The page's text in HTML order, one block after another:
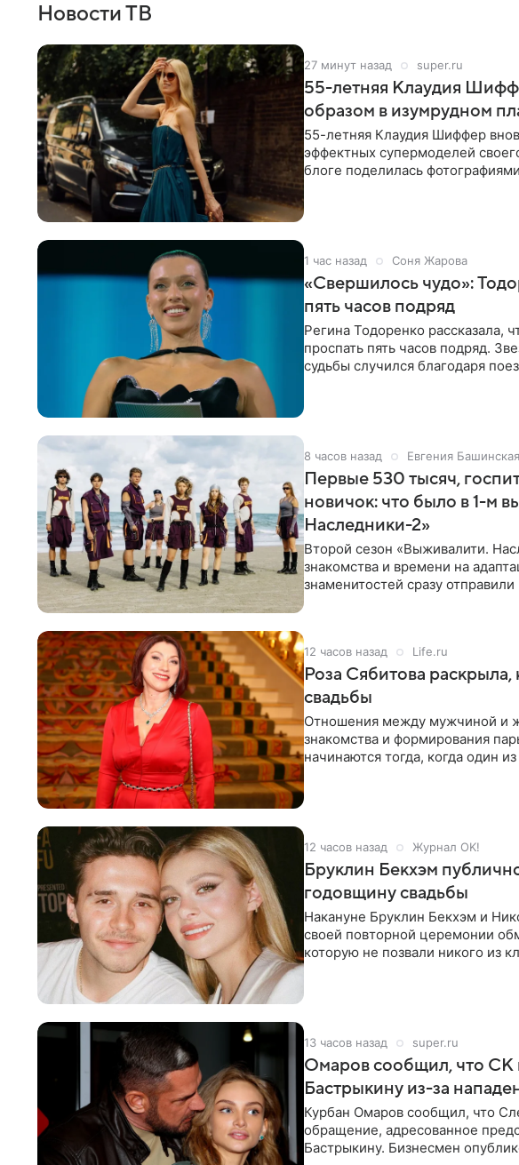
Новости ТВ
27 минут назад super.ru
55-летняя Клаудия
образом в изумрудном
55-летняя Клаудия Шиффер
эффектных супермоделей
блоге поделилась
1 час назад Соня Жарова
«Свершилось чудо»:
пять часов подряд
Регина Тодоренко рассказала,
проспать пять часов подряд.
судьбы случился благодаря
8 часов назад Евгения Башинская
Первые 530 тысяч,
новичок: что было в 1-м
Наследники-2»
Второй сезон «Выживалити.
знакомства и времени на
знаменитостей сразу
12 часов назад Life.ru
Роза Сябитова раскрыла,
свадьбы
Отношения между мужчиной и
знакомства и формирования
начинаются тогда, когда один
12 часов назад Журнал OK!
Бруклин Бекхэм
годовщину свадьбы
Накануне Бруклин Бекхэм и
своей повторной церемонии
которую не позвали никого из
13 часов назад super.ru
Омаров сообщил, что СК
Бастрыкину из-за
Курбан Омаров сообщил, что
обращение, адресованное
Бастрыкину. Бизнесмен